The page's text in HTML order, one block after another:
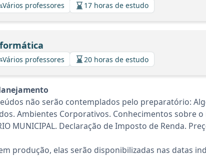
Vários professores 17 horas de estudo
Vários professores 20 horas de estudo
não serão contemplados pelo preparatório:
Ambientes Corporativos. Conhecimentos sobre
MUNICIPAL. Declaração de Imposto de Renda.
produção, elas serão disponibilizadas nas datas